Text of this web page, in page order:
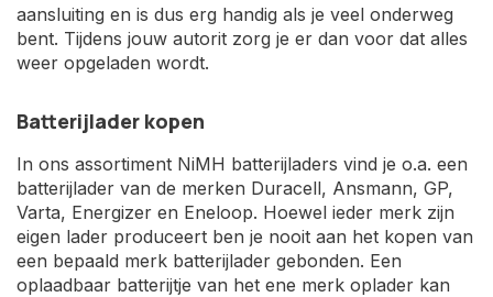
aansluiting en is dus erg handig als je veel onderweg
bent. Tijdens jouw autorit zorg je er dan voor dat alles
weer opgeladen wordt.
Batterijlader kopen
In ons assortiment NiMH batterijladers vind je o.a. een
batterijlader van de merken Duracell, Ansmann, GP,
Varta, Energizer en Eneloop. Hoewel ieder merk zijn
eigen lader produceert ben je nooit aan het kopen van
een bepaald merk batterijlader gebonden. Een
oplaadbaar batterijtje van het ene merk oplader kan